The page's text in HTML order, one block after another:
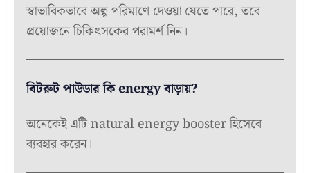
স্বাভাবিকভাবে অল্প পরিমাণে দেওয়া যেতে পারে, তবে
প্রয়োজনে চিকিৎসকের পরামর্শ নিন।
বিটরুট পাউডার কি energy বাড়ায়?
অনেকেই এটি natural energy booster হিসেবে
ব্যবহার করেন।